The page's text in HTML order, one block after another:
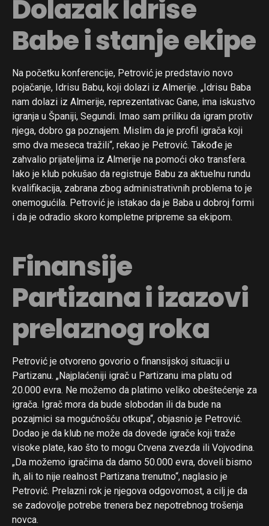
Dolazak Idrise
Babe i stanje ekipe
Na početku konferencije, Petrović je predstavio novo
pojačanje, Idrisu Babu, koji dolazi iz Almerije. „Idrisu Baba
nam dolazi iz Almerije, reprezentativac Gane, ima iskustvo
igranja u Španiji, Segundi. Imao sam priliku da igram protiv
njega, dobro ga poznajem. Mislim da je profil igrača koji
smo dva meseca tražili“, rekao je Petrović. Takođe je
zahvalio prijateljima iz Almerije na pomoći oko transfera.
Iako je klub pokušao da registruje Babu za aktuelnu rundu
kvalifikacija, zabrana zbog administrativnih problema to je
onemogućila. Petrović je istakao da je Baba u dobroj formi
i da je odradio skoro kompletne pripreme sa ekipom.
Finansije
Partizana i izazovi
prelaznog roka
Petrović je otvoreno govorio o finansijskoj situaciji u
Partizanu. „Najplaćeniji igrač u Partizanu ima platu od
20.000 evra. Ne možemo da platimo veliko obeštećenje za
igrača. Igrač mora da bude slobodan ili da bude na
pozajmici sa mogućnošću otkupa“, objasnio je Petrović.
Dodao je da klub ne može da dovede igrače koji traže
visoke plate, kao što to mogu Crvena zvezda ili Vojvodina.
„Da možemo igračima da damo 50.000 evra, doveli bismo
ih, ali to nije realnost Partizana trenutno“, naglasio je
Petrović. Prelazni rok je njegova odgovornost, a cilj je da
se zadovolje potrebe trenera bez nepotrebnog trošenja
novca.